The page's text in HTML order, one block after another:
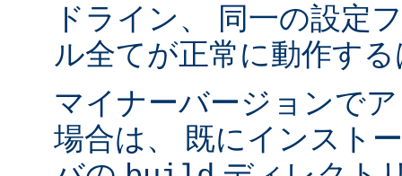
ドライン、 同一の設定
ル全てが正常に動作す
マイナーバージョンで
場合は、 既にインスト